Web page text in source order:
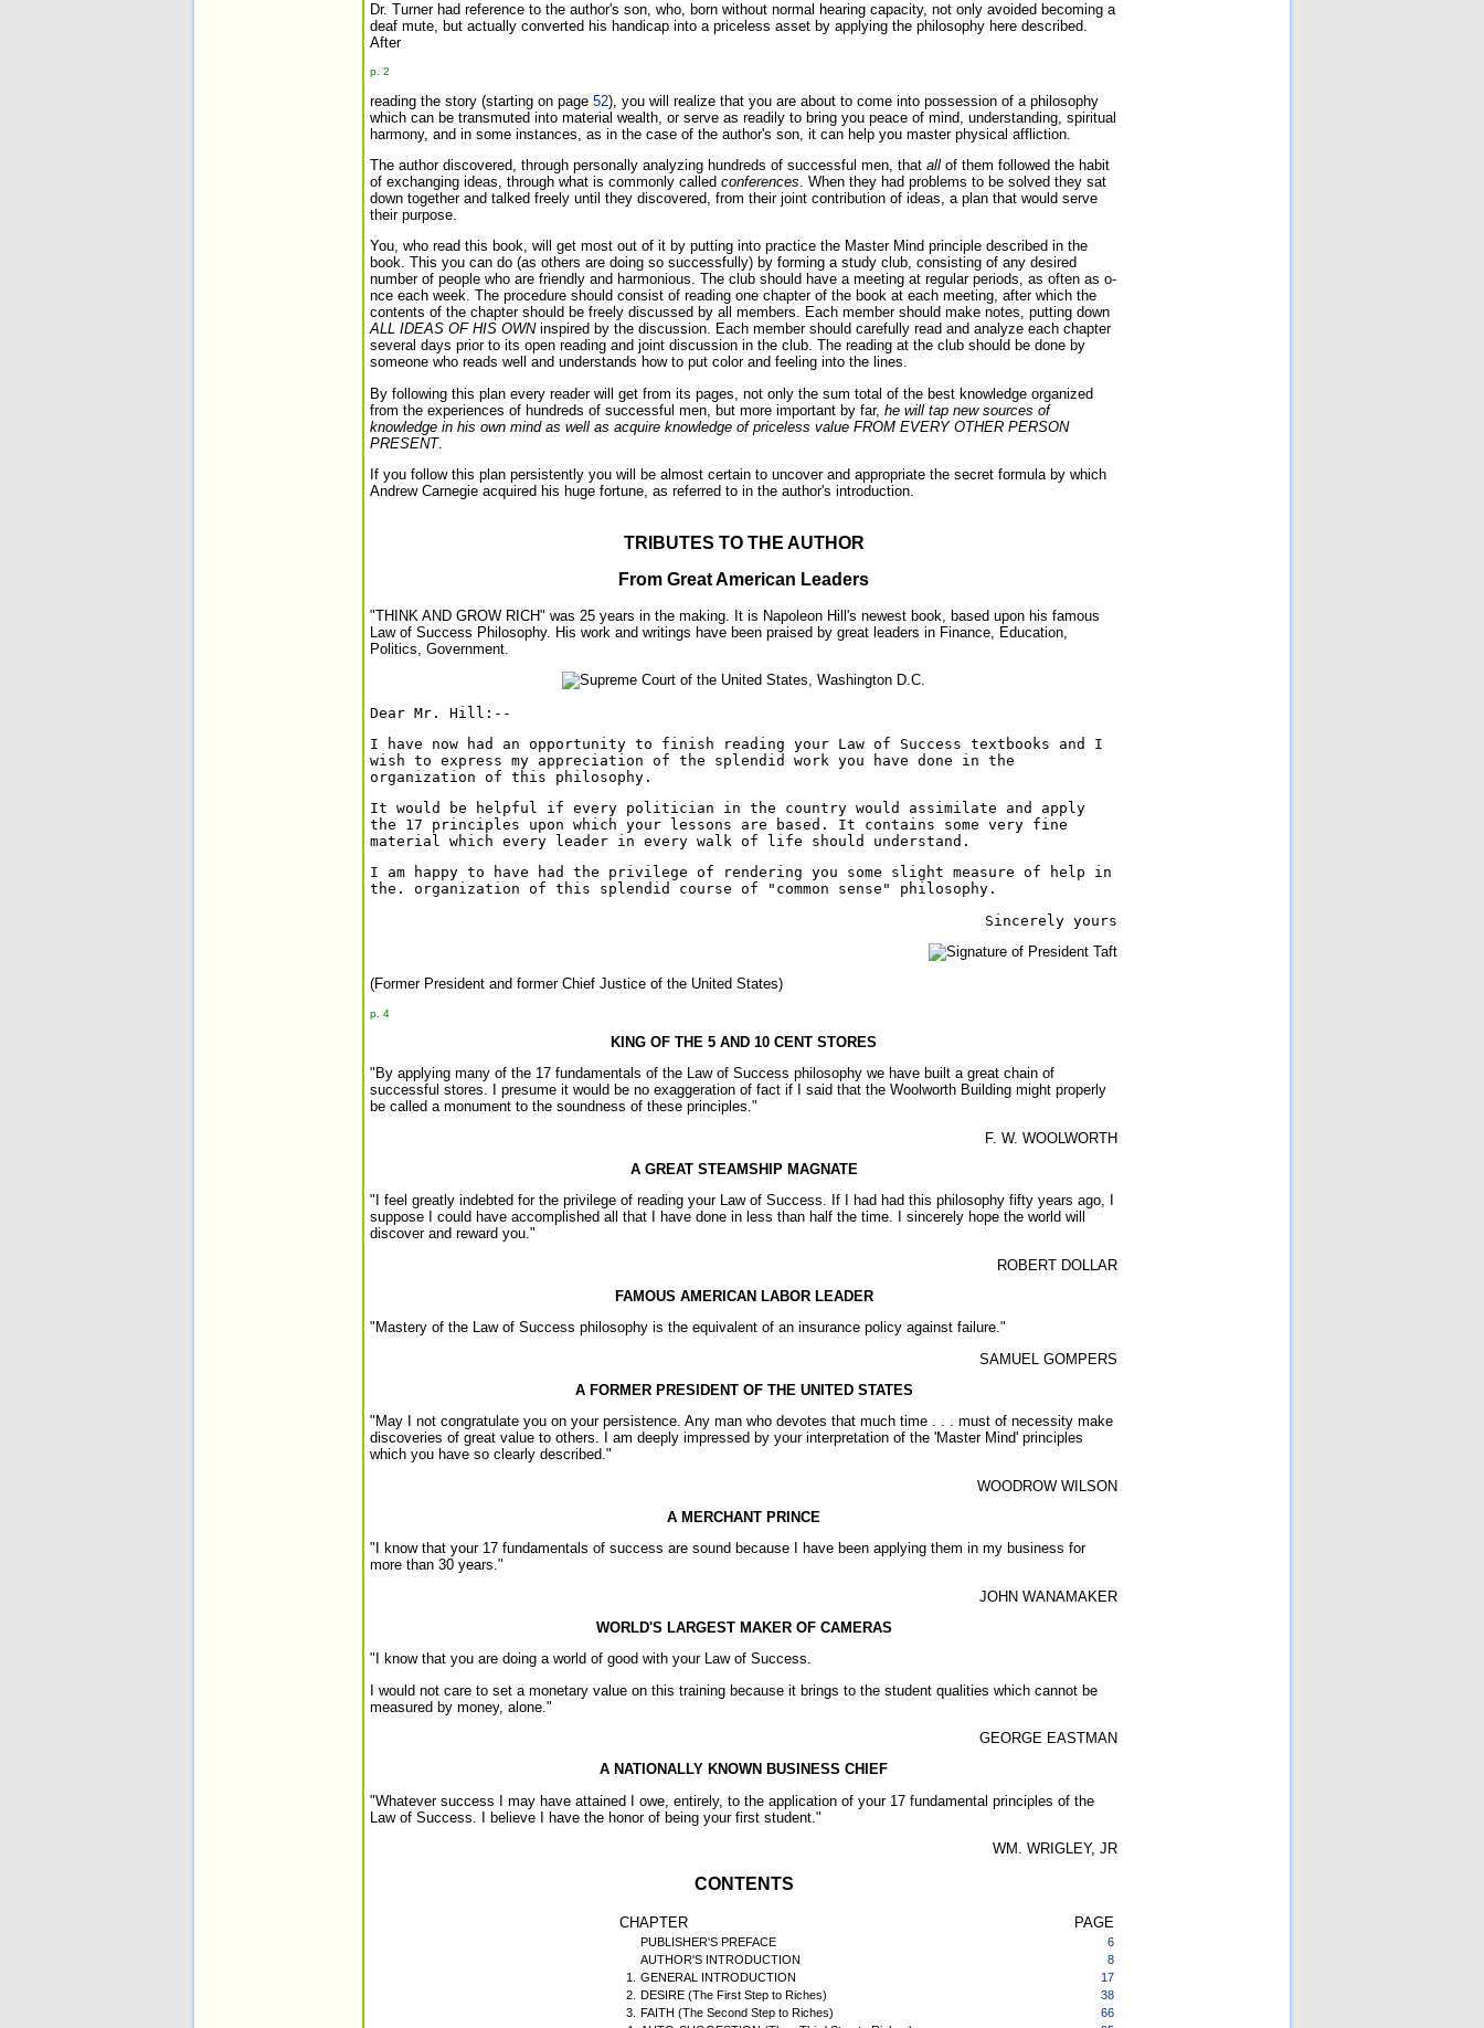
Dr. Turner had reference to the author's son, who, born without normal hearing capacity, not o­nly avoided becoming a
deaf mute, but actually converted his handicap into a priceless asset by applying the philosophy here described.
After
p. 2
reading the story (starting o­n page 52), you will realize that you are about to come into possession of a philosophy
which can be transmuted into material wealth, or serve as readily to bring you peace of mind, understanding, spiritual
harmony, and in some instances, as in the case of the author's son, it can help you master physical affliction.
The author discovered, through personally analyzing hundreds of successful men, that all of them followed the habit
of exchanging ideas, through what is commonly called conferences. When they had problems to be solved they sat
down together and talked freely until they discovered, from their joint contribution of ideas, a plan that would serve
their purpose.
You, who read this book, will get most out of it by putting into practice the Master Mind principle described in the
book. This you can do (as others are doing so successfully) by forming a study club, consisting of any desired
number of people who are friendly and harmonious. The club should have a meeting at regular periods, as often as o­
nce each week. The procedure should consist of reading o­ne chapter of the book at each meeting, after which the
contents of the chapter should be freely discussed by all members. Each member should make notes, putting down
ALL IDEAS OF HIS OWNinspired by the discussion. Each member should carefully read and analyze each chapter
several days prior to its open reading and joint discussion in the club. The reading at the club should be done by
someone who reads well and understands how to put color and feeling into the lines.
By following this plan every reader will get from its pages, not o­nly the sum total of the best knowledge organized
from the experiences of hundreds of successful men, but more important by far, he will tap new sources of
knowledge in his own mind as well as acquire knowledge of priceless value FROM EVERY OTHER PERSON
PRESENT.
If you follow this plan persistently you will be almost certain to uncover and appropriate the secret formula by which
Andrew Carnegie acquired his huge fortune, as referred to in the author's introduction.
TRIBUTES TO THE AUTHOR
From Great American Leaders
"THINK AND GROW RICH" was 25 years in the making. It is Napoleon Hill's newest book, based upon his famous
Law of Success Philosophy. His work and writings have been praised by great leaders in Finance, Education,
Politics, Government.
Dear Mr. Hill:--
I have now had an opportunity to finish reading your Law of Success textbooks and I
wish to express my appreciation of the splendid work you have done in the
organization of this philosophy.
It would be helpful if every politician in the country would assimilate and apply
the 17 principles upon which your lessons are based. It contains some very fine
material which every leader in every walk of life should understand.
I am happy to have had the privilege of rendering you some slight measure of help in
the. organization of this splendid course of "common sense" philosophy.
Sincerely yours
(Former President and former Chief Justice of the United States)
p. 4
KING OF THE 5 AND 10 CENT STORES
"By applying many of the 17 fundamentals of the Law of Success philosophy we have built a great chain of
successful stores. I presume it would be no exaggeration of fact if I said that the Woolworth Building might properly
be called a monument to the soundness of these principles."
F. W. WOOLWORTH
A GREAT STEAMSHIP MAGNATE
"I feel greatly indebted for the privilege of reading your Law of Success. If I had had this philosophy fifty years ago, I
suppose I could have accomplished all that I have done in less than half the time. I sincerely hope the world will
discover and reward you."
ROBERT DOLLAR
FAMOUS AMERICAN LABOR LEADER
"Mastery of the Law of Success philosophy is the equivalent of an insurance policy against failure."
SAMUEL GOMPERS
A FORMER PRESIDENT OF THE UNITED STATES
"May I not congratulate you o­n your persistence. Any man who devotes that much time . . . must of necessity make
discoveries of great value to others. I am deeply impressed by your interpretation of the 'Master Mind' principles
which you have so clearly described."
WOODROW WILSON
A MERCHANT PRINCE
"I know that your 17 fundamentals of success are sound because I have been applying them in my business for
more than 30 years."
JOHN WANAMAKER
WORLD'S LARGEST MAKER OF CAMERAS
"I know that you are doing a world of good with your Law of Success.
I would not care to set a monetary value o­n this training because it brings to the student qualities which cannot be
measured by money, alone."
GEORGE EASTMAN
A NATIONALLY KNOWN BUSINESS CHIEF
"Whatever success I may have attained I owe, entirely, to the application of your 17 fundamental principles of the
Law of Success. I believe I have the honor of being your first student."
WM. WRIGLEY, JR
CONTENTS
CHAPTER PAGE
PUBLISHER'S PREFACE
6
AUTHOR'S INTRODUCTION
8
1.
GENERAL INTRODUCTION
17
2.
DESIRE (The First Step to Riches)
38
3.
FAITH (The Second Step to Riches)
66